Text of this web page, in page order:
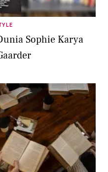
Sophie Karya